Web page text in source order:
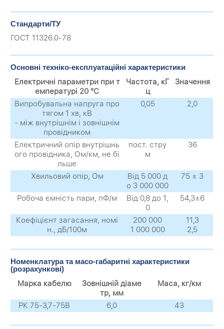
Стандарти/ТУ
ГОСТ 11326.0-78
Основні техніко-експлуатаційні характеристики
Електричні параметри при т
емпературі 20 °C
Частота, кГ
ц
Значення
Випробувальна напруга про
тягом 1 хв, кВ
- між внутрішнім і зовнішнім
провідником
0,05 2,0
Електричний опір внутрішнь
ого провідника, Ом/км, не бі
льше
пост. стру
м
36
Хвильовий опір, Ом
Від 5 000 д
о 3 000 000
75 ± 3
Робоча ємність пари, пФ/м
Від 0,8 до 1,
0
54,3±6
Коефіцієнт загасання, номі
н., дБ/100м
200 000
1 000 000
11,3
2,5
Номенклатура та масо-габаритні характеристики
(розрахункові)
Марка кабелю
Зовнішній діаме
тр, мм
Маса, кг/км
РК 75-3,7-75В 6,0 43